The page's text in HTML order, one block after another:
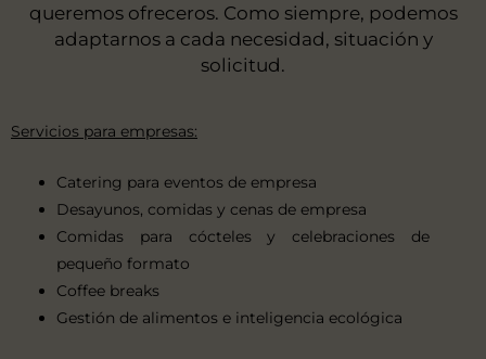
queremos ofreceros. Como siempre, podemos
adaptarnos a cada necesidad, situación y
solicitud.
Servicios para empresas:
Catering para eventos de empresa
Desayunos, comidas y cenas de empresa
Comidas para cócteles y celebraciones de
pequeño formato
Coffee breaks
Gestión de alimentos e inteligencia ecológica